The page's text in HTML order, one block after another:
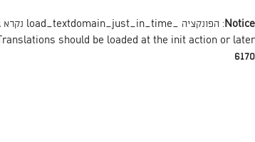
Notice : הפונקציה _load_textdomain_just_in_time נקרא
should be loaded at the init action or later. למידע נוסף כנסו ל
6170